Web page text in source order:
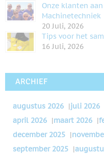
Onze klanten
Machinetechniek
20 Juli, 2026
Tips voor het
16 Juli, 2026
ARCHIEF
augustus 2026 |juli 2026
april 2026 |maart 2026 |
december 2025 |
september 2025 |